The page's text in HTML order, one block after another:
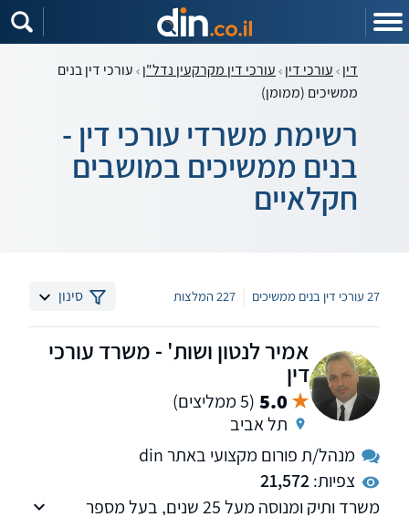
דין עורכי דין עורכי דין מקרקעין נדל"ן עורכי דין בנים
ממשיכים (ממומן)
רשימת משרדי עורכי דין -
בנים ממשיכים במושבים
חקלאיים
27 עורכי דין בנים ממשיכים 227 המלצות סינון
אמיר לנטון ושות' - משרד עורכי
דין
5.0 (5 ממליצים)
תל אביב
מנהל/ת פורום מקצועי באתר din
צפיות:21,572
משרד ותיק ומנוסה מעל 25 שנים, בעל מספר